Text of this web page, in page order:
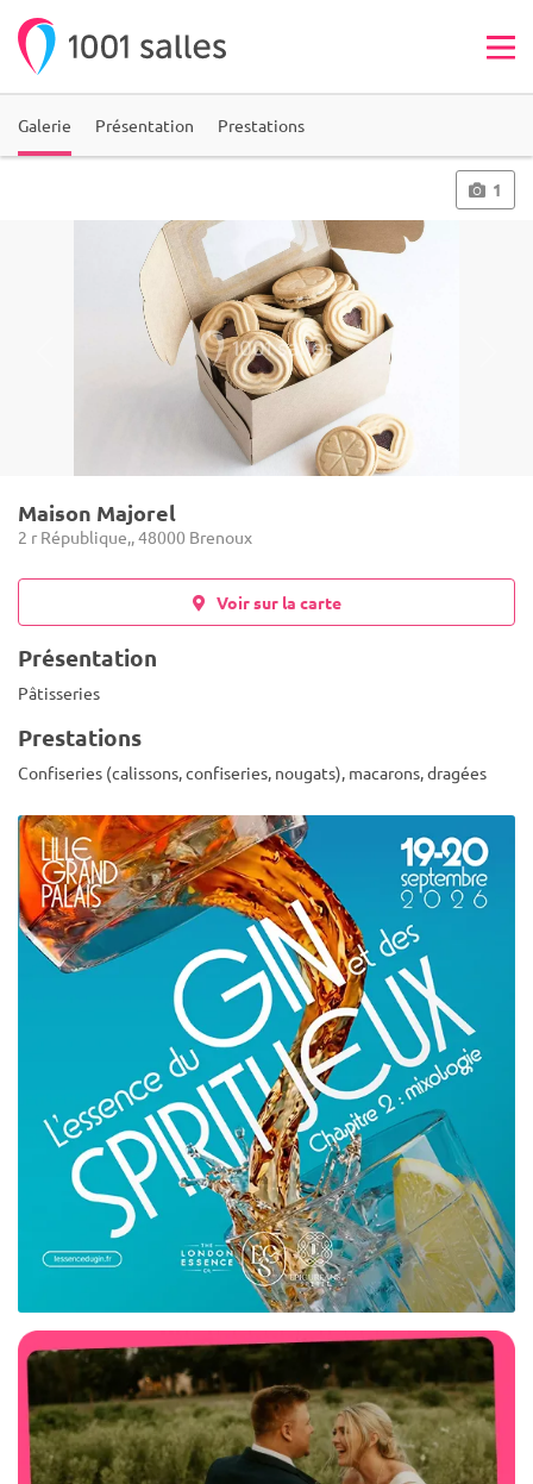
Galerie Présentation Prestations
1
Maison Majorel
2 r République,, 48000 Brenoux
Voir sur la carte
Présentation
Pâtisseries
Prestations
Confiseries (calissons, confiseries, nougats), macarons, dragées